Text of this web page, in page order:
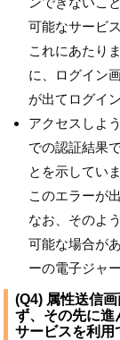
可能なサービ
これにあたり
に、ログイン
が出てログイ
アクセスしよ
での認証結果
とを示してい
このエラーが
なお、そのよ
可能な場合が
ーの電子ジャ
(Q4) 属性送信
ず、その先に進
サービスを利用